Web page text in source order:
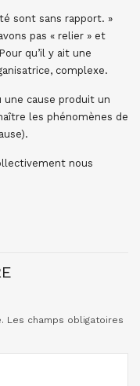
sont sans rapport. »
pas « relier » et
qu’il y ait une
complexe.
une cause produit un
les phénomènes de
nous
Les champs obligatoires